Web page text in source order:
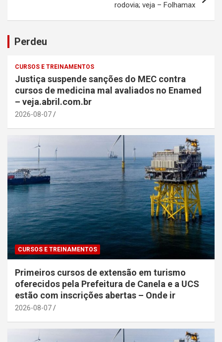
rodovia; veja – Folhamax
Perdeu
CURSOS E TREINAMENTOS
Justiça suspende sanções do MEC contra
cursos de medicina mal avaliados no Enamed
– veja.abril.com.br
2026-08-07
CURSOS E TREINAMENTOS
Primeiros cursos de extensão em turismo
oferecidos pela Prefeitura de Canela e a UCS
estão com inscrições abertas – Onde ir
2026-08-07